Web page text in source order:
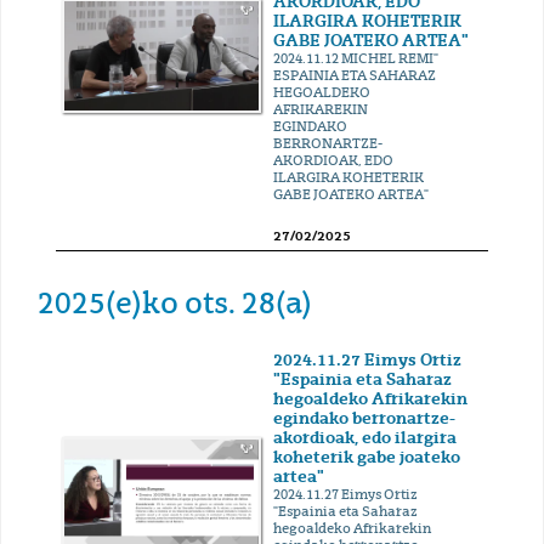
ILARGIRA KOHETERIK
GABE JOATEKO ARTEA"
2024.11.12 MICHEL REMI"
ESPAINIA ETA SAHARAZ
HEGOALDEKO
AFRIKAREKIN
EGINDAKO
BERRONARTZE-
AKORDIOAK, EDO
ILARGIRA KOHETERIK
GABE JOATEKO ARTEA"
27/02/2025
2025(e)ko ots. 28(a)
2024.11.27 Eimys Ortiz
"Espainia eta Saharaz
hegoaldeko Afrikarekin
egindako berronartze-
akordioak, edo ilargira
koheterik gabe joateko
artea"
2024.11.27 Eimys Ortiz
"Espainia eta Saharaz
hegoaldeko Afrikarekin